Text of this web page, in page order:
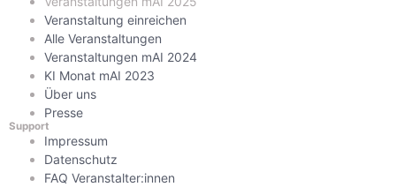
Veranstaltung einreichen
Alle Veranstaltungen
Veranstaltungen mAI 2024
KI Monat mAI 2023
Über uns
Presse
Support
Impressum
Datenschutz
FAQ Veranstalter:innen